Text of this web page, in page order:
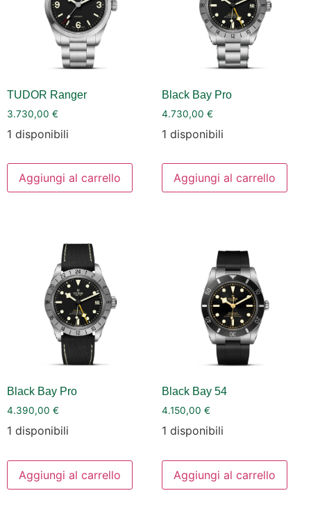
TUDOR Ranger
3.730,00 €
1 disponibili
Aggiungi al carrello
Black Bay Pro
4.730,00 €
1 disponibili
Aggiungi al carrello
Black Bay Pro
4.390,00 €
1 disponibili
Aggiungi al carrello
Black Bay 54
4.150,00 €
1 disponibili
Aggiungi al carrello